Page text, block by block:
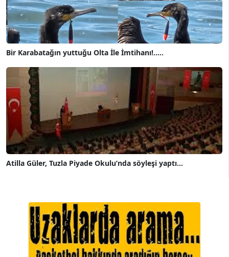
Bir Karabatağın yuttuğu Olta İle İmtihanı!.....
Atilla Güler, Tuzla Piyade Okulu’nda söyleşi yaptı...